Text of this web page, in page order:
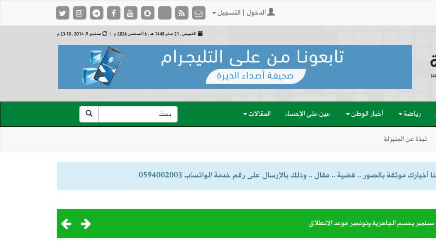
الدخول | التسجيل
الخميس , 21 صفر 1448 هـ , 6 أغسطس 2026 م | سبتمبر 9, 2014 , 23:10 م
رياضة أخبار الوطن عين على الإحساء المقالات
نبذة عن المنيزلة
موثقة بالصور .. قضية .. مقال .. وذلك بالإرسال على رقم خدمة الواتساب 0594002003
يحسم الجاهزية ونوفمبر موعد الانطلاق